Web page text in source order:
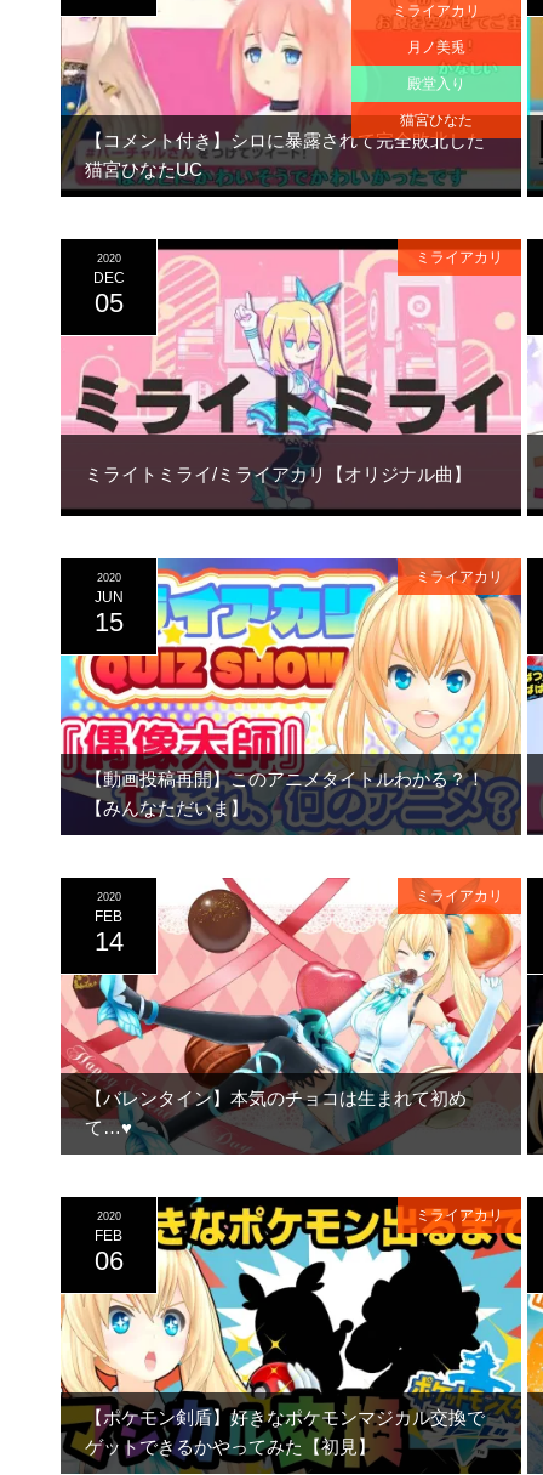
【コメント付き】シロに暴露されて完全敗北した
猫宮ひなたUC
ミライアカリ
月ノ美兎
殿堂入り
猫宮ひなた
ミライトミライ/ミライアカリ【オリジナル曲】
2020
DEC
05
ミライアカリ
【動画投稿再開】このアニメタイトルわかる？！
【みんなただいま】
2020
JUN
15
ミライアカリ
【バレンタイン】本気のチョコは生まれて初め
て…♥
2020
FEB
14
ミライアカリ
【ポケモン剣盾】好きなポケモンマジカル交換で
ゲットできるかやってみた【初見】
2020
FEB
06
ミライアカリ